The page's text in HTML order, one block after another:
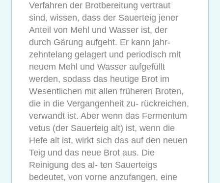
Verfahren der Brotbereitung vertraut
sind, wissen, dass der Sauerteig jener
Anteil von Mehl und Wasser ist, der
durch Gärung aufgeht. Er kann jahr-
zehntelang gelagert und periodisch mit
neuem Mehl und Wasser aufgefüllt
werden, sodass das heutige Brot im
Wesentlichen mit allen früheren Broten,
die in die Vergangenheit zu- rückreichen,
verwandt ist. Aber wenn das Fermentum
vetus (der Sauerteig alt) ist, wenn die
Hefe alt ist, wirkt sich das auf den neuen
Teig und das neue Brot aus. Die
Reinigung des al- ten Sauerteigs
bedeutet, von vorne anzufangen, eine